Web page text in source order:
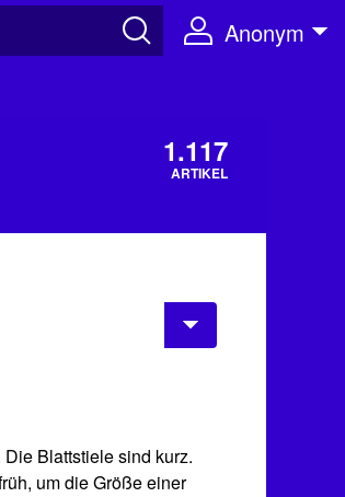
Anonym
1.117
ARTIKEL
Blattstiele sind kurz.
um die Größe einer